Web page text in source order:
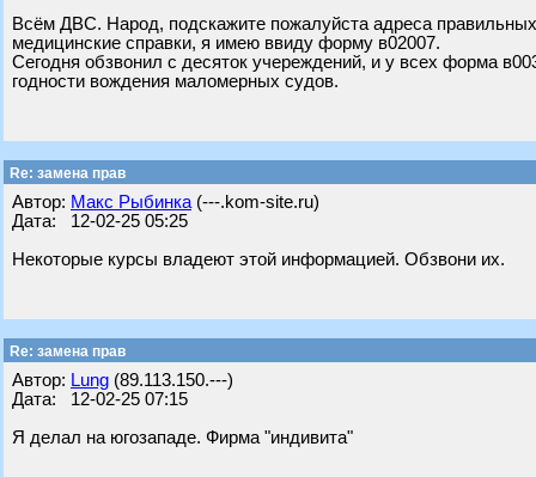
Всём ДВС. Народ, подскажите пожалуйста адреса
медицинские справки, я имею ввиду форму в02007.
Сегодня обзвонил с десяток учереждений, и у всех форма
годности вождения маломерных судов.
Re: замена прав
Автор: Макс Рыбинка (---.kom-site.ru)
Дата: 12-02-25 05:25
Некоторые курсы владеют этой информацией. Обзвони их.
Re: замена прав
Автор: Lung (89.113.150.---)
Дата: 12-02-25 07:15
Я делал на югозападе. Фирма "индивита"